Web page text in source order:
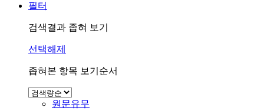
필터
검색결과 좁혀 보기
선택해제
좁혀본 항목 보기순서
원문유무